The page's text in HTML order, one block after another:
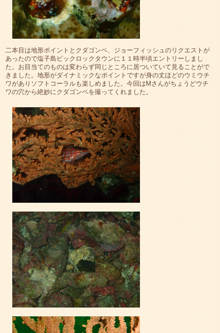
二本目は地形ポイントとクダゴンベ、ジョーフィッシュのリクエストが
あったので塩子島ビックロックタウンに１１時半頃エントリーしまし
た。お目当てのものは変わらず同じところに居ついていて見ることがで
きました。地形がダイナミックなポイントですが身の丈ほどのウミウチ
ワがありソフトコーラルも楽しめました。今回はMさんがちょうどウチ
ワの穴から絶妙にクダゴンベを撮ってくれました。